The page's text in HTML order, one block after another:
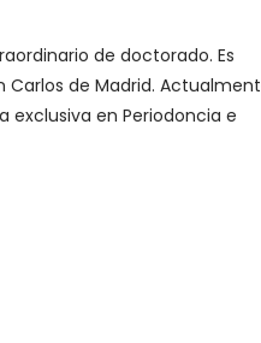
de doctorado. Es
Carlos de Madrid.
exclusiva en Periodoncia e